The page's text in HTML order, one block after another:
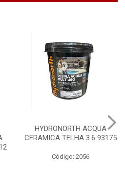
HYDRONORTH GRANFFINO
PEDRAS MARROCOS 20KG
Código: 10383 B